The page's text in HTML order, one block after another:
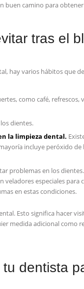
buen camino para
tras el
hay varios hábitos‌ que
como ‌café,‌
dientes.
la limpieza dental.
incluye peróxido
problemas en los
veladores especiales
en⁢ estas condiciones.
Esto significa hacer
medida adicional como
dentista